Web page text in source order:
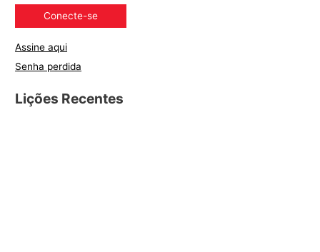
Assine aqui
Senha perdida
Lições Recentes